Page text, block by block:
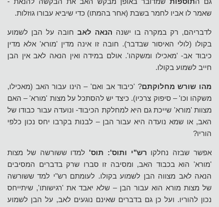
שאמר לו אביו לחמר בשבת (אחר בהמתו) כדי שיביא עבורו גוזלות.
לדבריהם, רק במקרה בו ישנה הנאה לאב חובה על הבן לשמוע
בקולו (לולי האיסור שבדבר). חובה זו אינה מדין 'מורא' אלא מדין
כיבוד אב- 'מאכילו ומשקהו'. אולם במידה ואין הנאה לאב אין הבן
חייב לשמוע בקולו.
מהו שורש מחלוקתם? 'כיבוד אב ואם' – הינו עבור האב (מאכילו,
משקהו וכו' – סיפוק צרכיו). כיצד יש להסתכל על מצות 'מורא' – האם
מצוות 'מורא' שייכת גם היא למחלקת הכיבוד- ונועדה עבור כבודו של
האב, או שמא נועדה היא עבור הבן – לבנות בקרבו יחס נכון כלפי
הוריו?
אפשר שבזה נחלקו רש"י ותוס': תוס'למדו ששורשה של מצות
'מורא' הוא בכבוד האב, ומסיבה זו סברו שרק בדברים המסיבים
הנאה לאב מצווה הבן לשמוע בקולו. לעומתם רש"י למד ששורשה
של מצות מורא הוא עבור הבן – שלא יאבד את 'רגישותו', שיתייחס
נכון להוריו. ועל כן גם בדברים שאינם נוגעים לאב, על הבן לשמוע